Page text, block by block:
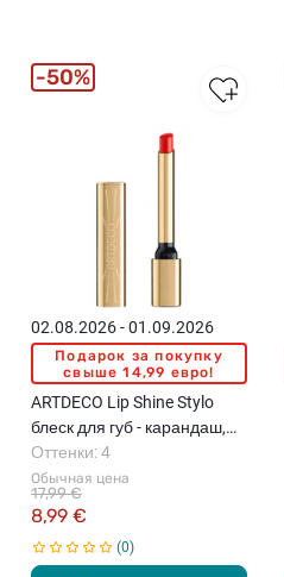
02.08.2026 - 01.09.2026
Подарок за покупку
свыше 14,99 евро!
ARTDECO Lip Shine Stylo
блеск для губ - карандаш,
0.5г
Обычная цена
8,99 €
17,99 €
Оттенки: 4
0
50%